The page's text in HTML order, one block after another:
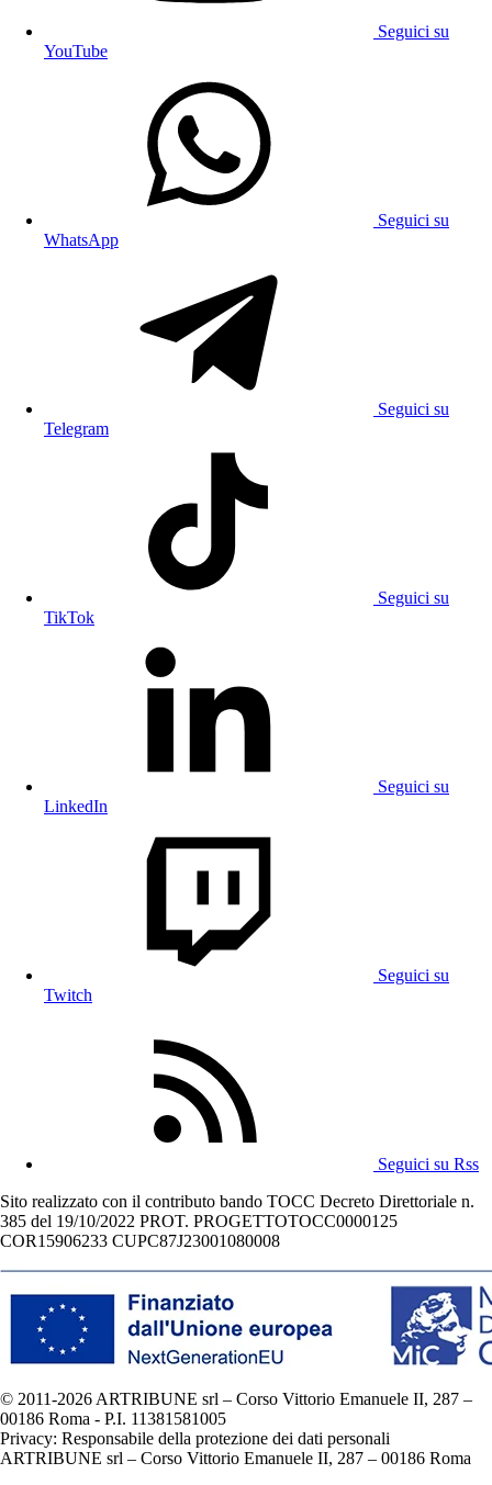
Seguici su
YouTube
Seguici su
WhatsApp
Seguici su
Telegram
Seguici su
TikTok
Seguici su
LinkedIn
Seguici su
Twitch
Seguici su Rss
Sito realizzato con il contributo bando TOCC Decreto Direttoriale n.
385 del 19/10/2022 PROT. PROGETTOTOCC0000125
COR15906233 CUPC87J23001080008
© 2011-2026 ARTRIBUNE srl – Corso Vittorio Emanuele II, 287 –
00186 Roma - P.I. 11381581005
Privacy: Responsabile della protezione dei dati personali
ARTRIBUNE srl – Corso Vittorio Emanuele II, 287 – 00186 Roma